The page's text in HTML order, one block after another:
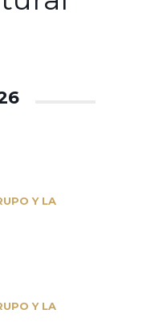
Y LA
Y LA